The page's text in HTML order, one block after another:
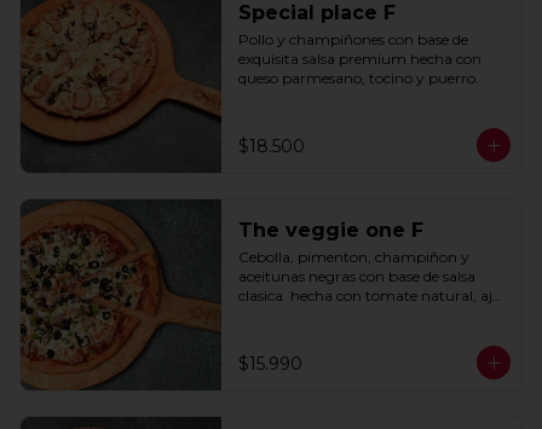
Special place F
Pollo y champiñones con base de
exquisita salsa premium hecha con
queso parmesano, tocino y puerro.
$18.500
The veggie one F
Cebolla, pimenton, champiñon y
aceitunas negras con base de salsa
clasica  hecha con tomate natural, ajo,
$15.990